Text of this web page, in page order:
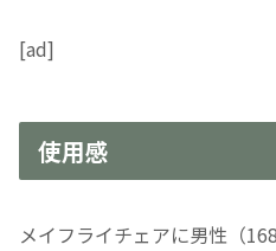
[ad]
使用感
メイフライチェアに男性（